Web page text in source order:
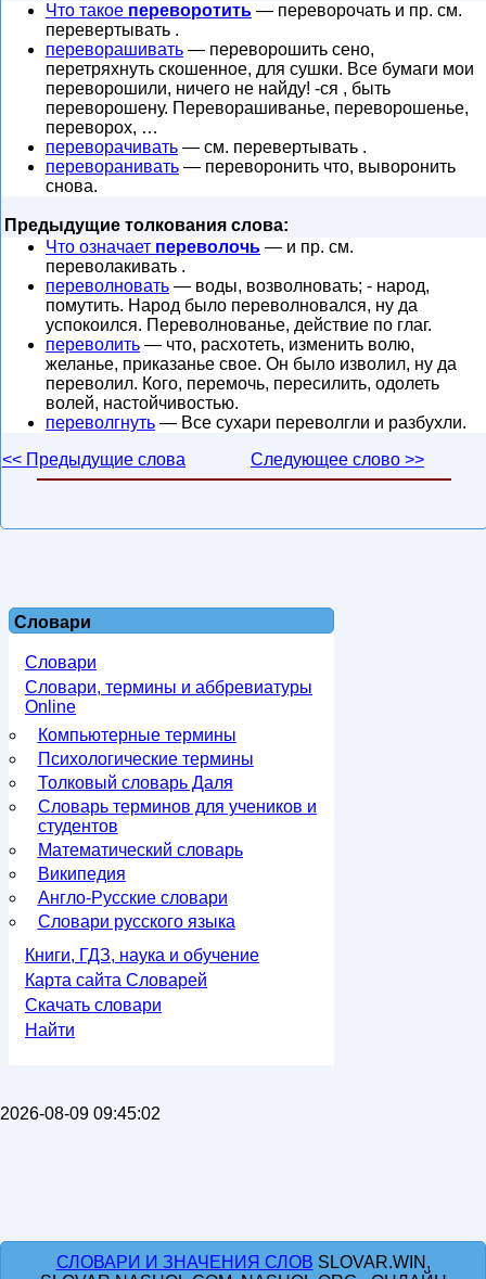
Что такое переворотить — переворочать и пр. см.
перевертывать .
переворашивать — переворошить сено,
перетряхнуть скошенное, для сушки. Все бумаги мои
переворошили, ничего не найду! -ся , быть
переворошену. Переворашиванье, переворошенье,
переворох, …
переворачивать — см. перевертывать .
переворанивать — переворонить что, выворонить
снова.
Предыдущие толкования слова:
Что означает переволочь — и пр. см.
переволакивать .
переволновать — воды, возволновать; - народ,
помутить. Народ было переволновался, ну да
успокоился. Переволнованье, действие по глаг.
переволить — что, расхотеть, изменить волю,
желанье, приказанье свое. Он было изволил, ну да
переволил. Кого, перемочь, пересилить, одолеть
волей, настойчивостью.
переволгнуть — Все сухари переволгли и разбухли.
<< Предыдущие слова
Следующее слово >>
Словари
Словари
Словари, термины и аббревиатуры
Online
Компьютерные термины
Психологические термины
Толковый словарь Даля
Словарь терминов для учеников и
студентов
Математический словарь
Википедия
Англо-Русские словари
Словари русского языка
Книги, ГДЗ, наука и обучение
Карта сайта Словарей
Скачать словари
Найти
2026-08-09 09:45:02
СЛОВАРИ И ЗНАЧЕНИЯ СЛОВ SLOVAR.WIN,